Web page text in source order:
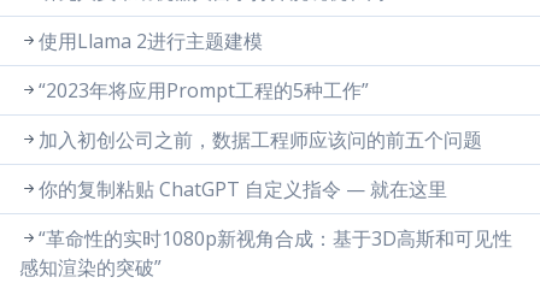
使用Llama 2进行主题建模
“2023年将应用Prompt工程的5种工作”
加入初创公司之前，数据工程师应该问的前五个问题
你的复制粘贴 ChatGPT 自定义指令 — 就在这里
“革命性的实时1080p新视角合成：基于3D高斯和可见性
感知渲染的突破”